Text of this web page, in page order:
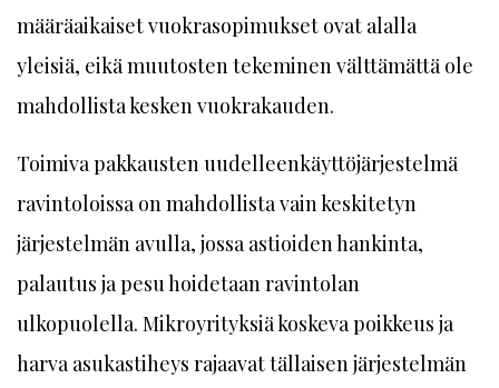
määräaikaiset vuokrasopimukset ovat alalla
yleisiä, eikä muutosten tekeminen välttämättä ole
mahdollista kesken vuokrakauden.
Toimiva pakkausten uudelleenkäyttöjärjestelmä
ravintoloissa on mahdollista vain keskitetyn
järjestelmän avulla, jossa astioiden hankinta,
palautus ja pesu hoidetaan ravintolan
ulkopuolella. Mikroyrityksiä koskeva poikkeus ja
harva asukastiheys rajaavat tällaisen järjestelmän